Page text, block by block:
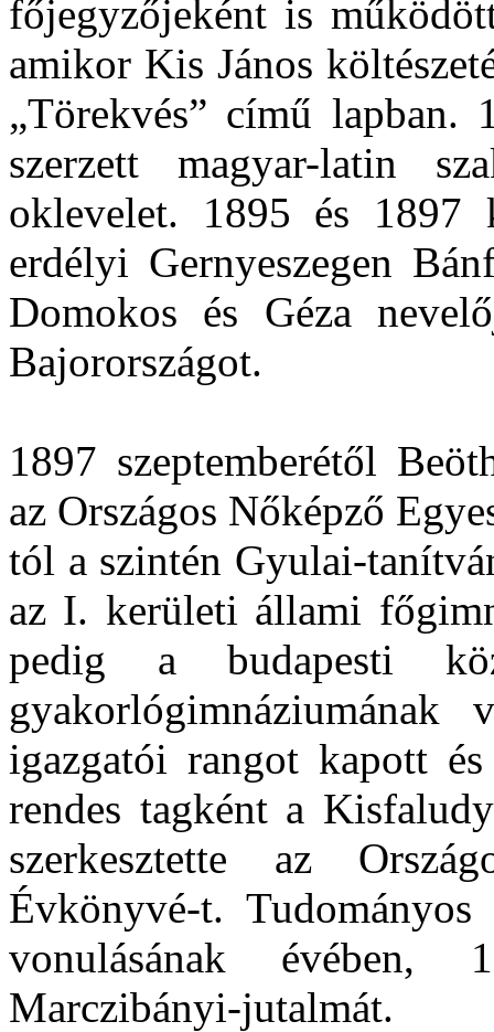
főjegyzőjeként is
amikor Kis János
„Törekvés” című lapban.
szerzett magyar-latin
oklevelet. 1895 és 1897
erdélyi Gernyeszegen
Domokos és Géza
Bajorországot.
1897 szeptemberétől
az Országos Nőképző
tól a szintén Gyulai-
az I. kerületi állami
pedig a budapesti
gyakorlógimnáziumának
igazgatói rangot kapott
rendes tagként a
szerkesztette az
Évkönyvé-t.
vonulásának
Marczibányi-jutalmát.